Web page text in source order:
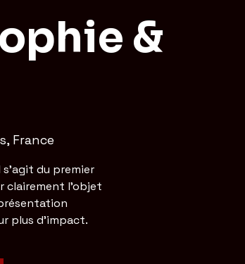
&
France
s'agit du premier
clairement l'objet
plus d'impact.